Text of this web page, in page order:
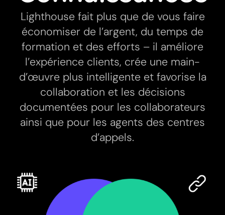
Lighthouse fait plus que de vous faire
économiser de l’argent, du temps de
formation et des efforts – il améliore
l’expérience clients, crée une main-
d’œuvre plus intelligente et favorise la
collaboration et les décisions
documentées pour les collaborateurs
ainsi que pour les agents des centres
d’appels.